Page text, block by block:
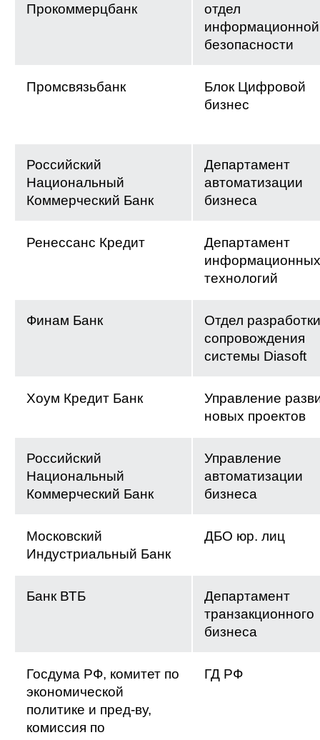
Прокоммерцбанк
отдел
информационной
безопасности
Промсвязьбанк
Блок Цифровой
бизнес
Российский
Национальный
Коммерческий Банк
Департамент
автоматизации
бизнеса
Ренессанс Кредит
Департамент
информационных
технологий
Финам Банк
Отдел
сопровождения
системы Diasoft
Хоум Кредит Банк
Управление
новых проектов
Российский
Национальный
Коммерческий Банк
Управление
автоматизации
бизнеса
Московский
Индустриальный Банк
ДБО юр. лиц
Банк ВТБ
Департамент
транзакционного
бизнеса
Госдума РФ, комитет по
экономической
политике и пред-ву,
комиссия по
ГД РФ